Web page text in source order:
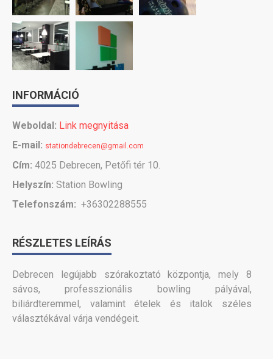
INFORMÁCIÓ
Weboldal: Link megnyitása
E-mail: stationdebrecen@gmail.com
Cím: 4025 Debrecen, Petőfi tér 10.
Helyszín: Station Bowling
Telefonszám: +36302288555
RÉSZLETES LEÍRÁS
Debrecen legújabb szórakoztató központja, mely 8
sávos, professzionális bowling pályával,
biliárdteremmel, valamint ételek és italok széles
választékával várja vendégeit.